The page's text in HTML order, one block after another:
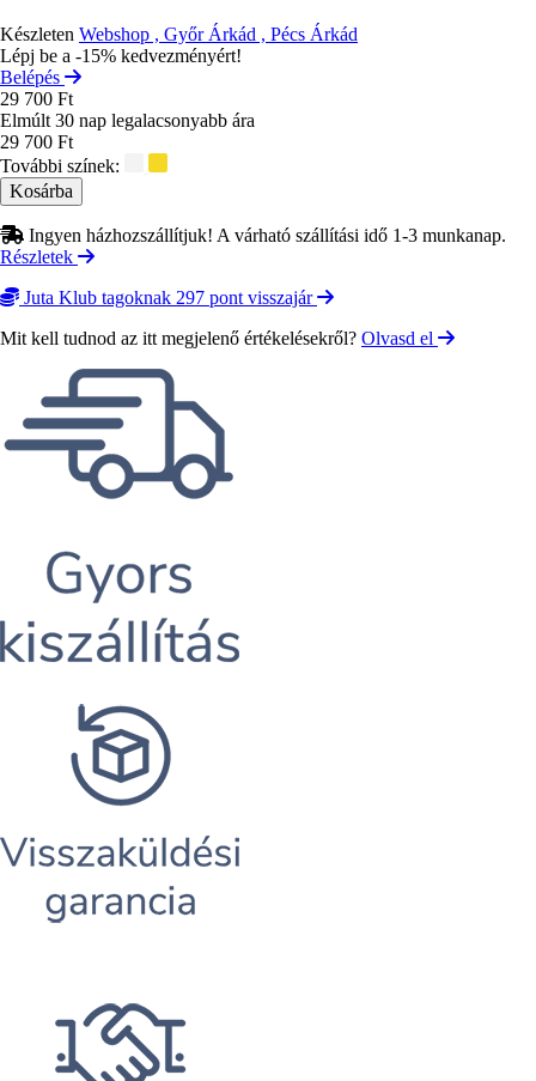
Készleten Webshop , Győr Árkád , Pécs Árkád
Lépj be a -15% kedvezményért!
Belépés
29 700 Ft
Elmúlt 30 nap legalacsonyabb ára
29 700 Ft
További színek:
Ingyen házhozszállítjuk! A várható szállítási idő 1-3 munkanap.
Részletek
Juta Klub tagoknak 297 pont visszajár
Mit kell tudnod az itt megjelenő értékelésekről? Olvasd el